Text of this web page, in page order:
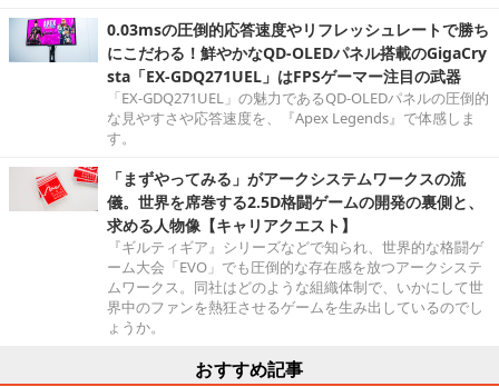
0.03msの圧倒的応答速度やリフレッシュレートで勝ち
にこだわる！鮮やかなQD-OLEDパネル搭載のGigaCry
sta「EX-GDQ271UEL」はFPSゲーマー注目の武器
「EX-GDQ271UEL」の魅力であるQD-OLEDパネルの圧倒的
な見やすさや応答速度を、『Apex Legends』で体感しま
す。
「まずやってみる」がアークシステムワークスの流
儀。世界を席巻する2.5D格闘ゲームの開発の裏側と、
求める人物像【キャリアクエスト】
『ギルティギア』シリーズなどで知られ、世界的な格闘ゲ
ーム大会「EVO」でも圧倒的な存在感を放つアークシステ
ムワークス。同社はどのような組織体制で、いかにして世
界中のファンを熱狂させるゲームを生み出しているのでし
ょうか。
おすすめ記事